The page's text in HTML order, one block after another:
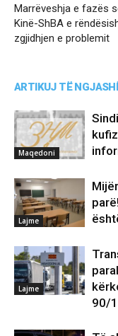
Marrëveshja e fazës
Kinë-ShBA e
zgjidhjen e problemit
ARTIKUJ TË
Maqedoni
Lajme
Lajme
90/